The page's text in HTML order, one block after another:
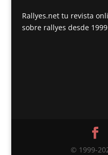
Rallyes.net tu revista
sobre rallyes desde 1999
© 1999-